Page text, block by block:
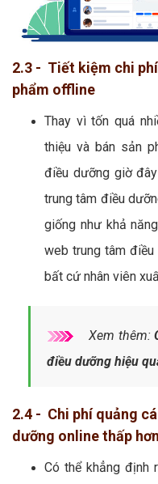
2.3 - Tiết kiệm chi
phẩm offline
Thay vì tốn quá
thiệu và bán sản
điều dưỡng giờ
trung tâm điều
giống như khả
web trung tâm
bất cứ nhân viên
Xem thêm:
điều dưỡng hiệu
2.4 - Chi phí quảng
dưỡng online thấp
Có thể khẳng định